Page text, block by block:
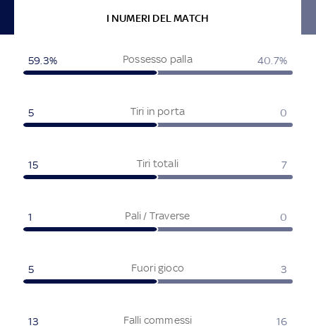
I NUMERI DEL MATCH
Possesso palla
59.3% 40.7%
Tiri in porta
5 0
Tiri totali
15 7
Pali / Traverse
1 0
Fuori gioco
5 3
Falli commessi
13 16